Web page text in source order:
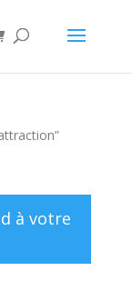
à votre